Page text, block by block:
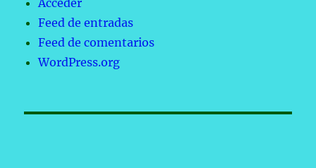
Feed de entradas
Feed de comentarios
WordPress.org